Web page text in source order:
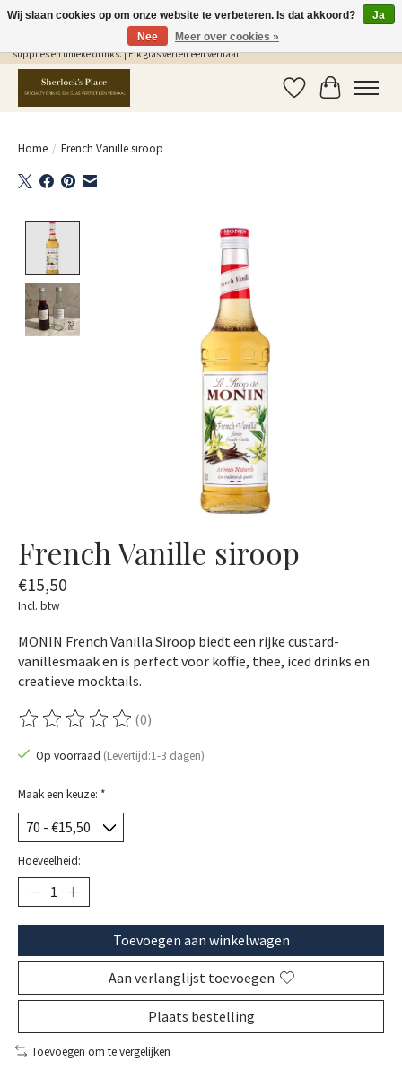
Gratis Verzending in NL vanaf €75,- | Sherlocks Place: dé plek voor MONIN siropen, bar
supplies en unieke drinks. | Elk glas vertelt een verhaal
Verlanglijst
Home / French Vanille siroop
Product image slideshow Items
French Vanille siroop
€15,50
Incl. btw
MONIN French Vanilla Siroop biedt een rijke custard-
vanillesmaak en is perfect voor koffie, thee, iced drinks en
creatieve mocktails.
De beoordeling van dit product is
(0)
Op voorraad (Levertijd:1-3 dagen)
Maak een keuze: *
Hoeveelheid:
Toevoegen aan winkelwagen
Aan verlanglijst toevoegen
Plaats bestelling
Toevoegen om te vergelijken
Wij slaan cookies op om onze website te verbeteren. Is dat akkoord?
Ja
Nee
Meer over cookies »